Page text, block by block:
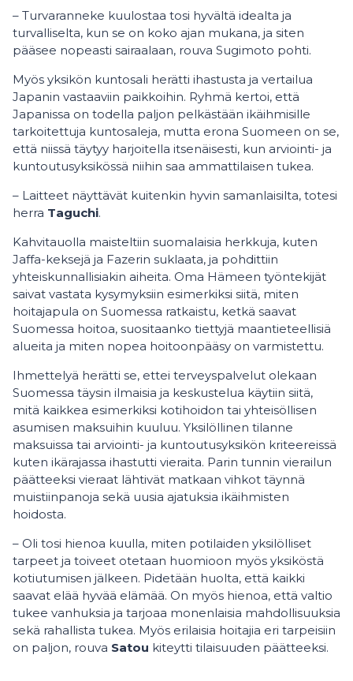
– Turvaranneke kuulostaa tosi hyvältä idealta ja
turvalliselta, kun se on koko ajan mukana, ja siten
pääsee nopeasti sairaalaan, rouva Sugimoto pohti.
Myös yksikön kuntosali herätti ihastusta ja vertailua
Japanin vastaaviin paikkoihin. Ryhmä kertoi, että
Japanissa on todella paljon pelkästään ikäihmisille
tarkoitettuja kuntosaleja, mutta erona Suomeen on se,
että niissä täytyy harjoitella itsenäisesti, kun arviointi- ja
kuntoutusyksikössä niihin saa ammattilaisen tukea.
– Laitteet näyttävät kuitenkin hyvin samanlaisilta, totesi
herra Taguchi.
Kahvitauolla maisteltiin suomalaisia herkkuja, kuten
Jaffa-keksejä ja Fazerin suklaata, ja pohdittiin
yhteiskunnallisiakin aiheita. Oma Hämeen työntekijät
saivat vastata kysymyksiin esimerkiksi siitä, miten
hoitajapula on Suomessa ratkaistu, ketkä saavat
Suomessa hoitoa, suositaanko tiettyjä maantieteellisiä
alueita ja miten nopea hoitoonpääsy on varmistettu.
Ihmettelyä herätti se, ettei terveyspalvelut olekaan
Suomessa täysin ilmaisia ja keskustelua käytiin siitä,
mitä kaikkea esimerkiksi kotihoidon tai yhteisöllisen
asumisen maksuihin kuuluu. Yksilöllinen tilanne
maksuissa tai arviointi- ja kuntoutusyksikön kriteereissä
kuten ikärajassa ihastutti vieraita. Parin tunnin vierailun
päätteeksi vieraat lähtivät matkaan vihkot täynnä
muistiinpanoja sekä uusia ajatuksia ikäihmisten
hoidosta.
– Oli tosi hienoa kuulla, miten potilaiden yksilölliset
tarpeet ja toiveet otetaan huomioon myös yksiköstä
kotiutumisen jälkeen. Pidetään huolta, että kaikki
saavat elää hyvää elämää. On myös hienoa, että valtio
tukee vanhuksia ja tarjoaa monenlaisia mahdollisuuksia
sekä rahallista tukea. Myös erilaisia hoitajia eri tarpeisiin
on paljon, rouva Satou kiteytti tilaisuuden päätteeksi.